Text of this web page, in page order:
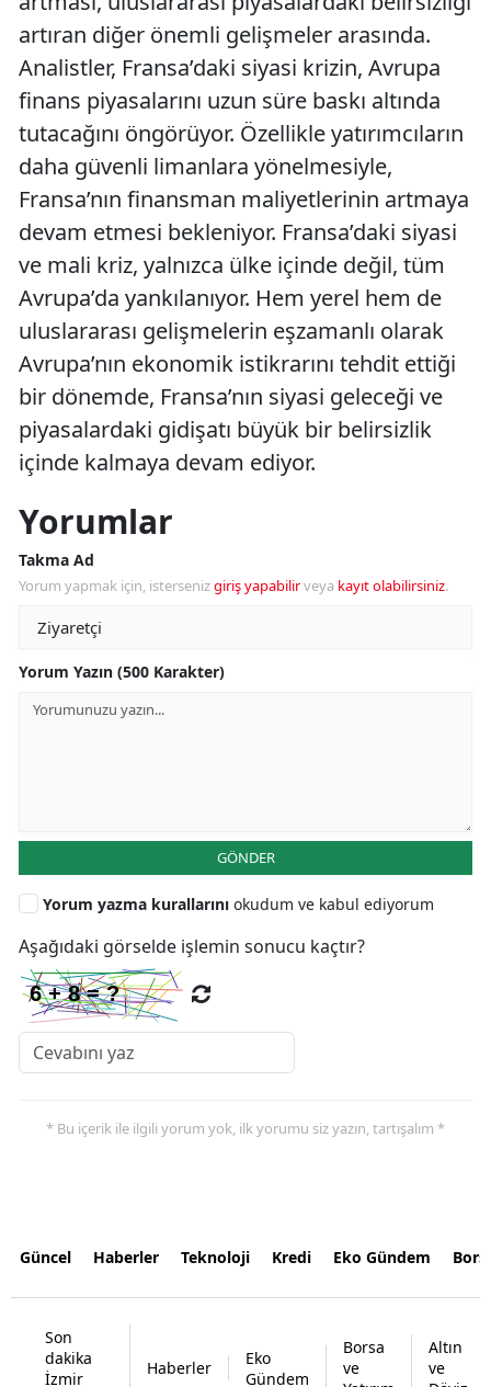
artıran diğer önemli gelişmeler arasında.
Analistler, Fransa’daki siyasi krizin, Avrupa
finans piyasalarını uzun süre baskı altında
tutacağını öngörüyor. Özellikle yatırımcıların
daha güvenli limanlara yönelmesiyle,
Fransa’nın finansman maliyetlerinin artmaya
devam etmesi bekleniyor. Fransa’daki siyasi
ve mali kriz, yalnızca ülke içinde değil, tüm
Avrupa’da yankılanıyor. Hem yerel hem de
uluslararası gelişmelerin eşzamanlı olarak
Avrupa’nın ekonomik istikrarını tehdit ettiği
bir dönemde, Fransa’nın siyasi geleceği ve
piyasalardaki gidişatı büyük bir belirsizlik
içinde kalmaya devam ediyor.
Yorumlar
Takma Ad
Yorum yapmak için, istersenizgiriş yapabilirveya kayıt olabilirsiniz.
Yorum Yazın (500 Karakter)
GÖNDER
Yorum yazma kurallarını okudum ve kabul ediyorum
Aşağıdaki görselde işlemin sonucu kaçtır?
* Bu içerik ile ilgili yorum yok, ilk yorumu siz yazın, tartışalım *
Güncel Haberler Teknoloji Kredi Eko Gündem
Son
dakika
İzmir
Haberler
Eko
Gündem
Borsa
ve
Altın
ve